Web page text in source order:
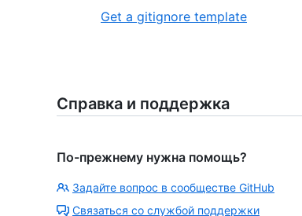
Get a gitignore template
Справка и поддержка
По-прежнему нужна помощь?
Задайте вопрос в сообществе GitHub
Связаться со службой поддержки